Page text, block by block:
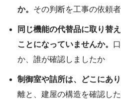
か。 その判断を工事の依頼
同じ機能の代替品に取り替
ことになっていませんか。
か、誰が確認しましたか
制御室や詰所は、どこにあ
離と、建屋の構造を確認し